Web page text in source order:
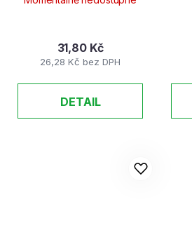
26,28 Kč bez DPH
31,80 Kč
DETAIL